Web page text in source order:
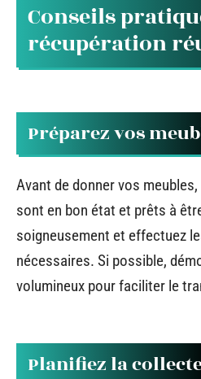
Conseils
récupération
Préparez vos
Avant de donner vos
sont en bon état et prêts à
soigneusement et effectuez
nécessaires. Si possible,
volumineux pour faciliter le
Planifiez la